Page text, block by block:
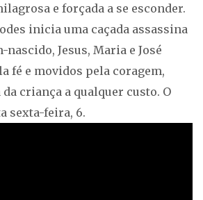
e forçada a se esconder.
inicia uma caçada assassina
nascido, Jesus, Maria e José
fé e movidos pela coragem,
criança a qualquer custo. O
sexta-feira, 6.